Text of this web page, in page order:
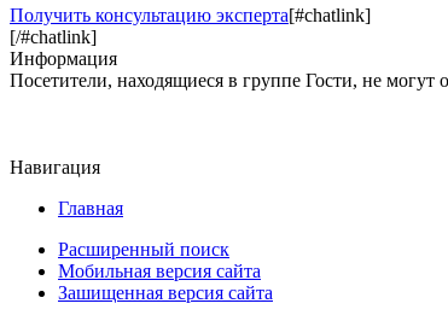
[#chatlink]
Получить консультацию эксперта
[/#chatlink]
Информация
Посетители, находящиеся в группе Гости, не могут
Навигация
Главная
Расширенный поиск
Мобильная версия сайта
Зашищенная версия сайта